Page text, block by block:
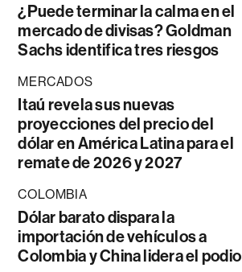
¿Puede terminar la calma en el
mercado de divisas? Goldman
Sachs identifica tres riesgos
MERCADOS
Itaú revela sus nuevas
proyecciones del precio del
dólar en América Latina para el
remate de 2026 y 2027
COLOMBIA
Dólar barato dispara la
importación de vehículos a
Colombia y China lidera el podio